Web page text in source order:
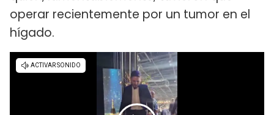
operar recientemente por un tumor en el
hígado.